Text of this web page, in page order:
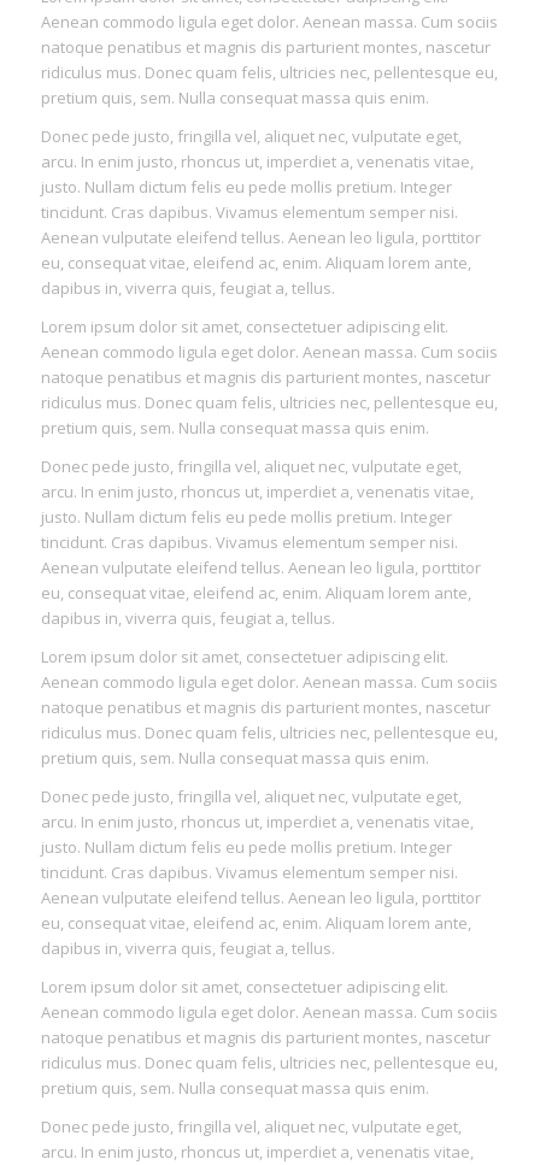
Aenean commodo ligula eget dolor. Aenean massa. Cum sociis
natoque penatibus et magnis dis parturient montes, nascetur
ridiculus mus. Donec quam felis, ultricies nec, pellentesque eu,
pretium quis, sem. Nulla consequat massa quis enim.
Donec pede justo, fringilla vel, aliquet nec, vulputate eget,
arcu. In enim justo, rhoncus ut, imperdiet a, venenatis vitae,
justo. Nullam dictum felis eu pede mollis pretium. Integer
tincidunt. Cras dapibus. Vivamus elementum semper nisi.
Aenean vulputate eleifend tellus. Aenean leo ligula, porttitor
eu, consequat vitae, eleifend ac, enim. Aliquam lorem ante,
dapibus in, viverra quis, feugiat a, tellus.
Lorem ipsum dolor sit amet, consectetuer adipiscing elit.
Aenean commodo ligula eget dolor. Aenean massa. Cum sociis
natoque penatibus et magnis dis parturient montes, nascetur
ridiculus mus. Donec quam felis, ultricies nec, pellentesque eu,
pretium quis, sem. Nulla consequat massa quis enim.
Donec pede justo, fringilla vel, aliquet nec, vulputate eget,
arcu. In enim justo, rhoncus ut, imperdiet a, venenatis vitae,
justo. Nullam dictum felis eu pede mollis pretium. Integer
tincidunt. Cras dapibus. Vivamus elementum semper nisi.
Aenean vulputate eleifend tellus. Aenean leo ligula, porttitor
eu, consequat vitae, eleifend ac, enim. Aliquam lorem ante,
dapibus in, viverra quis, feugiat a, tellus.
Lorem ipsum dolor sit amet, consectetuer adipiscing elit.
Aenean commodo ligula eget dolor. Aenean massa. Cum sociis
natoque penatibus et magnis dis parturient montes, nascetur
ridiculus mus. Donec quam felis, ultricies nec, pellentesque eu,
pretium quis, sem. Nulla consequat massa quis enim.
Donec pede justo, fringilla vel, aliquet nec, vulputate eget,
arcu. In enim justo, rhoncus ut, imperdiet a, venenatis vitae,
justo. Nullam dictum felis eu pede mollis pretium. Integer
tincidunt. Cras dapibus. Vivamus elementum semper nisi.
Aenean vulputate eleifend tellus. Aenean leo ligula, porttitor
eu, consequat vitae, eleifend ac, enim. Aliquam lorem ante,
dapibus in, viverra quis, feugiat a, tellus.
Lorem ipsum dolor sit amet, consectetuer adipiscing elit.
Aenean commodo ligula eget dolor. Aenean massa. Cum sociis
natoque penatibus et magnis dis parturient montes, nascetur
ridiculus mus. Donec quam felis, ultricies nec, pellentesque eu,
pretium quis, sem. Nulla consequat massa quis enim.
Donec pede justo, fringilla vel, aliquet nec, vulputate eget,
arcu. In enim justo, rhoncus ut, imperdiet a, venenatis vitae,